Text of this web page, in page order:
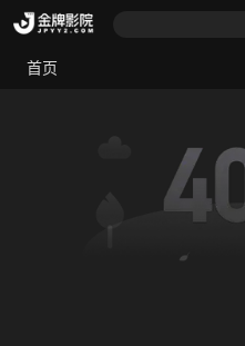
首页